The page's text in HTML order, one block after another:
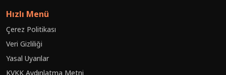
Hızlı Menü
Çerez Politikası
Veri Gizliliği
Yasal Uyarılar
KVKK Aydınlatma Metni